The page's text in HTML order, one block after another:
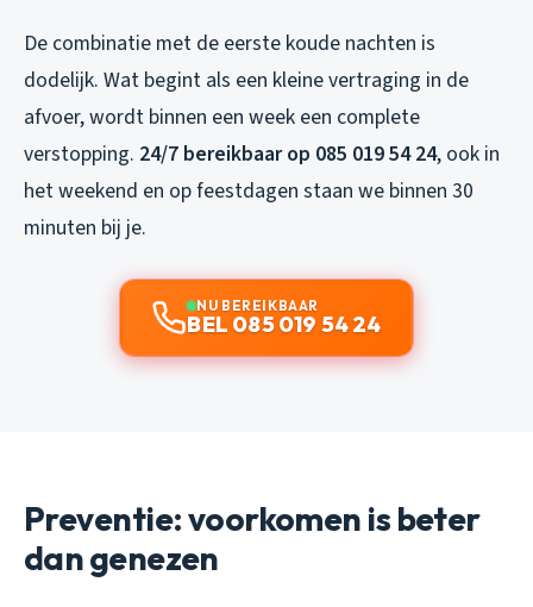
De combinatie met de eerste koude nachten is
dodelijk. Wat begint als een kleine vertraging in de
afvoer, wordt binnen een week een complete
verstopping. 24/7 bereikbaar op 085 019 54 24, ook in
het weekend en op feestdagen staan we binnen 30
minuten bij je.
NU BEREIKBAAR
BEL 085 019 54 24
Preventie: voorkomen is beter
dan genezen